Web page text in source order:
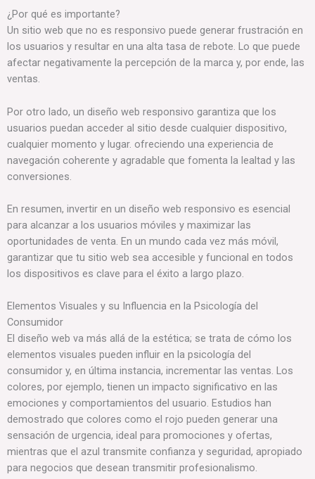
¿Por qué es importante?
Un sitio web que no es responsivo puede generar frustración en
los usuarios y resultar en una alta tasa de rebote. Lo que puede
afectar negativamente la percepción de la marca y, por ende, las
ventas.
Por otro lado, un diseño web responsivo garantiza que los
usuarios puedan acceder al sitio desde cualquier dispositivo,
cualquier momento y lugar. ofreciendo una experiencia de
navegación coherente y agradable que fomenta la lealtad y las
conversiones.
En resumen, invertir en un diseño web responsivo es esencial
para alcanzar a los usuarios móviles y maximizar las
oportunidades de venta. En un mundo cada vez más móvil,
garantizar que tu sitio web sea accesible y funcional en todos
los dispositivos es clave para el éxito a largo plazo.
Elementos Visuales y su Influencia en la Psicología del
Consumidor
El diseño web va más allá de la estética; se trata de cómo los
elementos visuales pueden influir en la psicología del
consumidor y, en última instancia, incrementar las ventas. Los
colores, por ejemplo, tienen un impacto significativo en las
emociones y comportamientos del usuario. Estudios han
demostrado que colores como el rojo pueden generar una
sensación de urgencia, ideal para promociones y ofertas,
mientras que el azul transmite confianza y seguridad, apropiado
para negocios que desean transmitir profesionalismo.